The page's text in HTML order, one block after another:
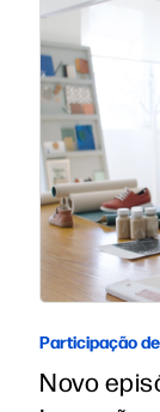
Participação
Novo